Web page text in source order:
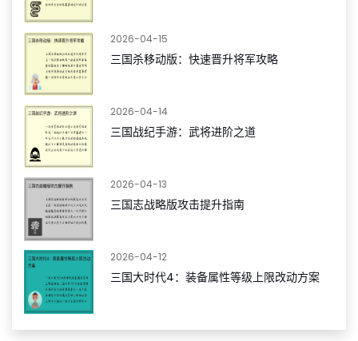
2026-04-15
三国杀移动版：快速晋升将军攻略
2026-04-14
三国战纪手游：武将进阶之道
2026-04-13
三国志战略版攻击提升指南
2026-04-12
三国大时代4：装备属性等级上限改动方案